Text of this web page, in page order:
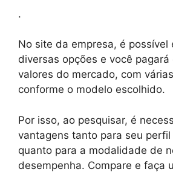
.
No site da empresa, é possível
diversas opções e você pagará
valores do mercado, com
conforme o modelo escolhido.
Por isso, ao pesquisar, é
vantagens tanto para seu perfil
quanto para a modalidade de
desempenha. Compare e faça